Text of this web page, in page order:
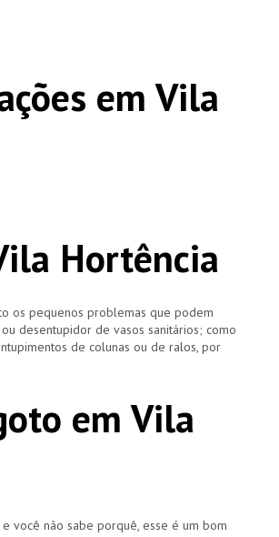
em Vila
Hortência
os pequenos problemas que podem
desentupidor de vasos sanitários; como
de colunas ou de ralos, por
em Vila
você não sabe porquê, esse é um bom